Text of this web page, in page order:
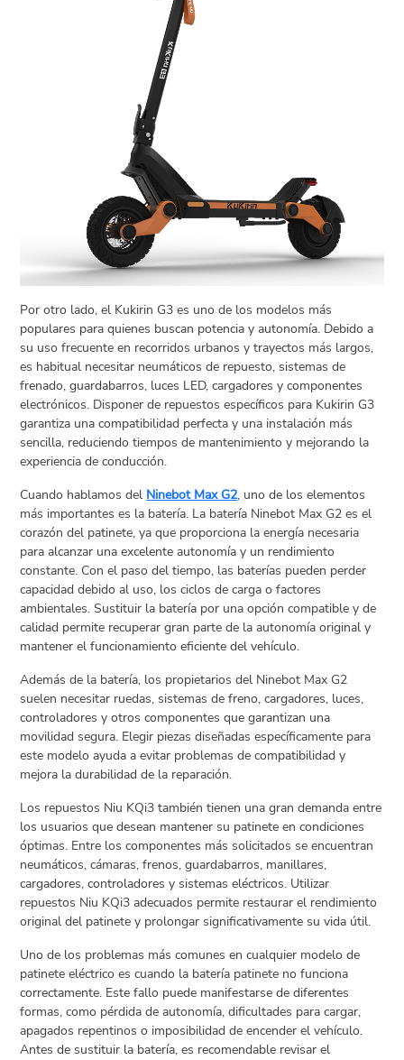
Por otro lado, el Kukirin G3 es uno de los modelos más
populares para quienes buscan potencia y autonomía. Debido a
su uso frecuente en recorridos urbanos y trayectos más largos,
es habitual necesitar neumáticos de repuesto, sistemas de
frenado, guardabarros, luces LED, cargadores y componentes
electrónicos. Disponer de repuestos específicos para Kukirin G3
garantiza una compatibilidad perfecta y una instalación más
sencilla, reduciendo tiempos de mantenimiento y mejorando la
experiencia de conducción.
Cuando hablamos del Ninebot Max G2, uno de los elementos
más importantes es la batería. La batería Ninebot Max G2 es el
corazón del patinete, ya que proporciona la energía necesaria
para alcanzar una excelente autonomía y un rendimiento
constante. Con el paso del tiempo, las baterías pueden perder
capacidad debido al uso, los ciclos de carga o factores
ambientales. Sustituir la batería por una opción compatible y de
calidad permite recuperar gran parte de la autonomía original y
mantener el funcionamiento eficiente del vehículo.
Además de la batería, los propietarios del Ninebot Max G2
suelen necesitar ruedas, sistemas de freno, cargadores, luces,
controladores y otros componentes que garantizan una
movilidad segura. Elegir piezas diseñadas específicamente para
este modelo ayuda a evitar problemas de compatibilidad y
mejora la durabilidad de la reparación.
Los repuestos Niu KQi3 también tienen una gran demanda entre
los usuarios que desean mantener su patinete en condiciones
óptimas. Entre los componentes más solicitados se encuentran
neumáticos, cámaras, frenos, guardabarros, manillares,
cargadores, controladores y sistemas eléctricos. Utilizar
repuestos Niu KQi3 adecuados permite restaurar el rendimiento
original del patinete y prolongar significativamente su vida útil.
Uno de los problemas más comunes en cualquier modelo de
patinete eléctrico es cuando la batería patinete no funciona
correctamente. Este fallo puede manifestarse de diferentes
formas, como pérdida de autonomía, dificultades para cargar,
apagados repentinos o imposibilidad de encender el vehículo.
Antes de sustituir la batería, es recomendable revisar el